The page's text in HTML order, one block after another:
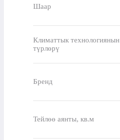
Шаар
Климаттык технологиянын
түрлөрү
Бренд
Тейлөө аянты, кв.м